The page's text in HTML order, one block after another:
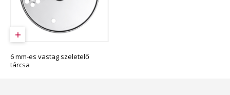
6 mm-es vastag szeletelő
tárcsa